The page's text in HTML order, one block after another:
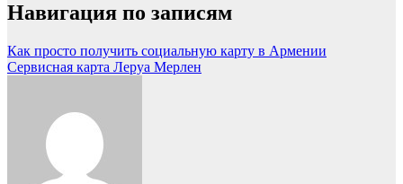
Навигация по записям
Как просто получить социальную карту в Армении
Сервисная карта Леруа Мерлен